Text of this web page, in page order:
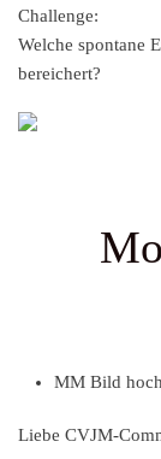
Challenge:
Welche spontane
bereichert?
MM Bild
Liebe CVJM-